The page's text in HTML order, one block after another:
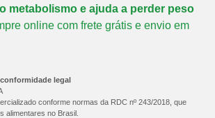
metabolismo e ajuda a perder peso
online com frete grátis e envio em
legal
conforme normas da RDC nº 243/2018, que
alimentares no Brasil.